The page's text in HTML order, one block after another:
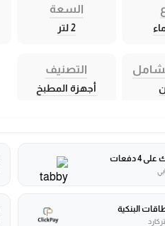
السعة
2 لتر
التصنيف
أجهزة المطبخ
4 دفعات
البنكية